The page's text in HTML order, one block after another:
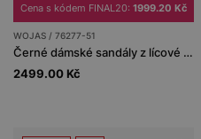
Cena s kódem FINAL20: 1999.20 Kč
WOJAS / 76277-51
Černé dámské sandály z lícové kůže
2499.00 Kč